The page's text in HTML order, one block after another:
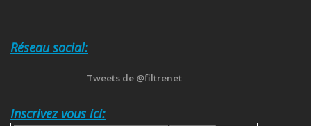
Réseau social:
Tweets de @filtrenet
Inscrivez vous ici: